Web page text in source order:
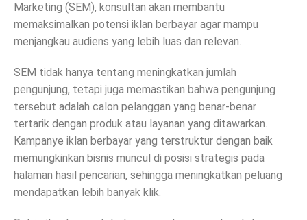
Marketing (SEM), konsultan akan membantu
memaksimalkan potensi iklan berbayar agar mampu
menjangkau audiens yang lebih luas dan relevan.
SEM tidak hanya tentang meningkatkan jumlah
pengunjung, tetapi juga memastikan bahwa pengunjung
tersebut adalah calon pelanggan yang benar-benar
tertarik dengan produk atau layanan yang ditawarkan.
Kampanye iklan berbayar yang terstruktur dengan baik
memungkinkan bisnis muncul di posisi strategis pada
halaman hasil pencarian, sehingga meningkatkan peluang
mendapatkan lebih banyak klik.